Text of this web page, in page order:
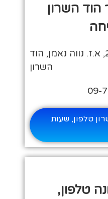
הוד השרון
כתובת הקניון - הרקון 2, א.ז. נווה נאמן, הוד
השרון
טלפון, שעות
טלפון,